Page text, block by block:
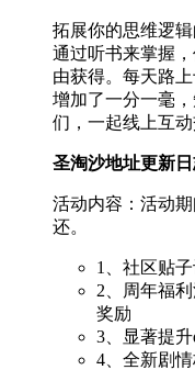
拓展你的思维逻
通过听书来掌握
由获得。每天路
增加了一分一毫
们，一起线上互
圣淘沙地址更新
活动内容：活动
还。
1、社区贴
2、周年福
奖励
3、显著提升
4、全新剧